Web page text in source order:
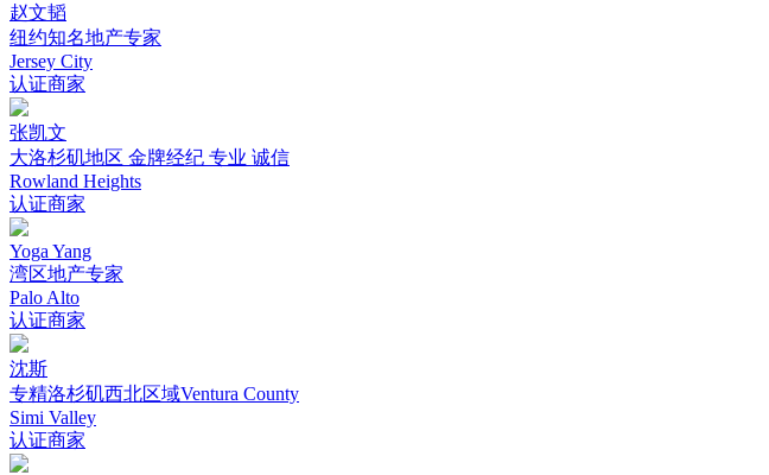
赵文韬
纽约知名地产专家
Jersey City
认证商家
张凯文
大洛杉矶地区 金牌经纪 专业 诚信
Rowland Heights
认证商家
Yoga Yang
湾区地产专家
Palo Alto
认证商家
沈斯
专精洛杉矶西北区域Ventura County
Simi Valley
认证商家